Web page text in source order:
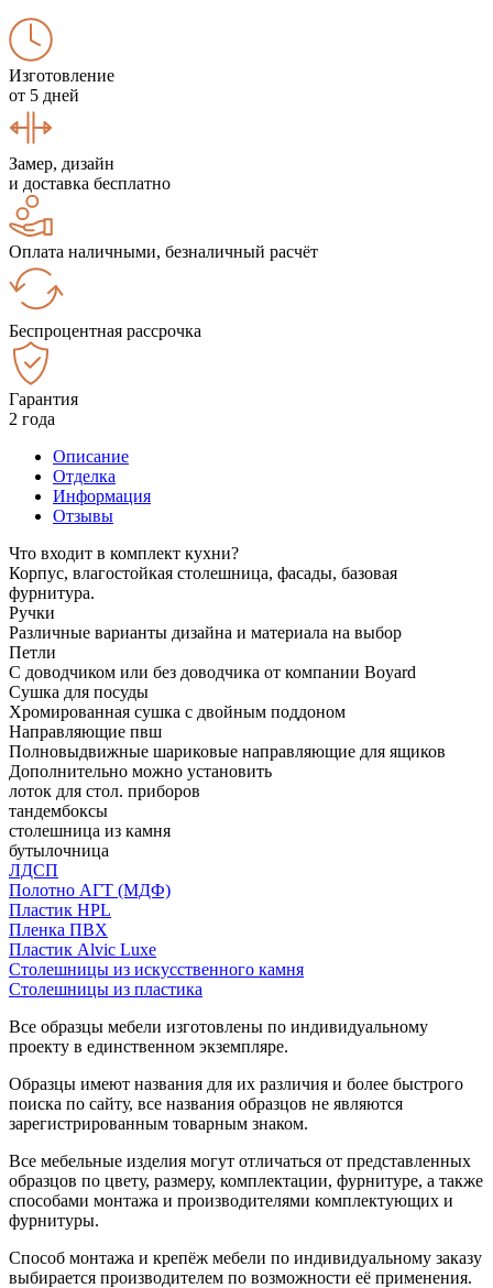
Изготовление
от 5 дней
Замер, дизайн
и доставка бесплатно
Оплата наличными, безналичный расчёт
Беспроцентная рассрочка
Гарантия
2 года
Описание
Отделка
Информация
Отзывы
Что входит в комплект кухни?
Корпус, влагостойкая столешница, фасады, базовая
фурнитура.
Ручки
Различные варианты дизайна и материала на выбор
Петли
С доводчиком или без доводчика от компании Boyard
Сушка для посуды
Хромированная сушка с двойным поддоном
Направляющие пвш
Полновыдвижные шариковые направляющие для ящиков
Дополнительно можно установить
лоток для стол. приборов
тандембоксы
столешница из камня
бутылочница
ЛДСП
Полотно АГТ (МДФ)
Пластик HPL
Пленка ПВХ
Пластик Alvic Luxe
Столешницы из искусственного камня
Столешницы из пластика
Все образцы мебели изготовлены по индивидуальному
проекту в единственном экземпляре.
Образцы имеют названия для их различия и более быстрого
поиска по сайту, все названия образцов не являются
зарегистрированным товарным знаком.
Все мебельные изделия могут отличаться от представленных
образцов по цвету, размеру, комплектации, фурнитуре, а также
способами монтажа и производителями комплектующих и
фурнитуры.
Способ монтажа и крепёж мебели по индивидуальному заказу
выбирается производителем по возможности её применения.